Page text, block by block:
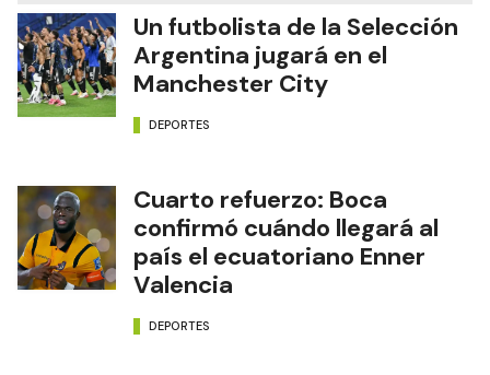
Un futbolista de la Selección
Argentina jugará en el
Manchester City
DEPORTES
Cuarto refuerzo: Boca
confirmó cuándo llegará al
país el ecuatoriano Enner
Valencia
DEPORTES